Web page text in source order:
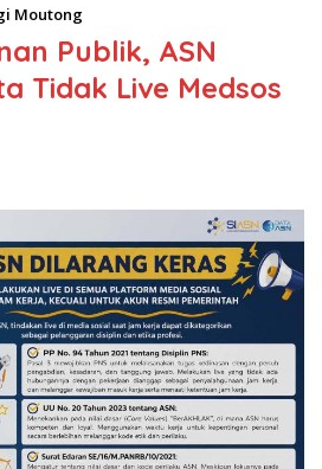
Moutong
Publik, ASN
Tidak Live Medsos